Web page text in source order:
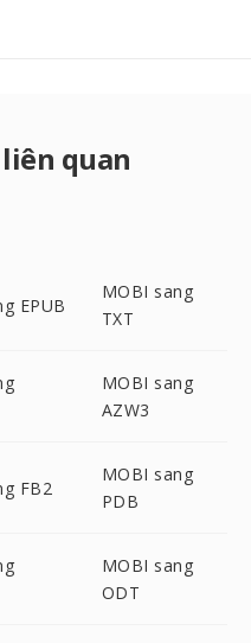
quan
EPUB
MOBI sang
TXT
MOBI sang
AZW3
FB2
MOBI sang
PDB
MOBI sang
ODT